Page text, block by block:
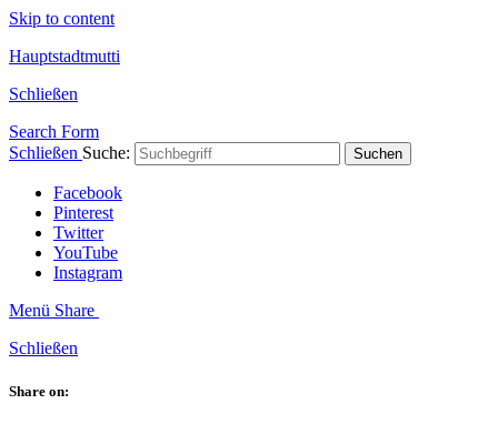
Skip to content
Hauptstadtmutti
Schließen
Search Form
Schließen Suche: Suchen
Facebook
Pinterest
Twitter
YouTube
Instagram
Menü Share
Schließen
Share on: